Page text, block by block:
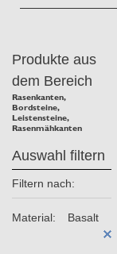
Produkte aus
dem Bereich
Rasenkanten,
Bordsteine,
Leistensteine,
Rasenmähkanten
Auswahl filtern
Filtern nach:
Material: Basalt